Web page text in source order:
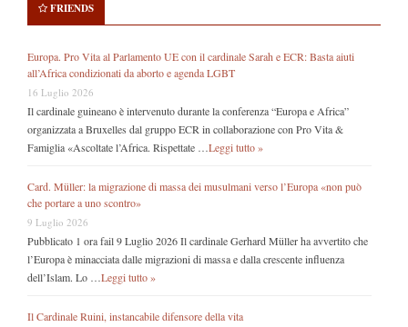
FRIENDS
Europa. Pro Vita al Parlamento UE con il cardinale Sarah e ECR: Basta aiuti
all’Africa condizionati da aborto e agenda LGBT
16 Luglio 2026
Il cardinale guineano è intervenuto durante la conferenza “Europa e Africa”
organizzata a Bruxelles dal gruppo ECR in collaborazione con Pro Vita &
Famiglia «Ascoltate l’Africa. Rispettate …Leggi tutto »
Card. Müller: la migrazione di massa dei musulmani verso l’Europa «non può
che portare a uno scontro»
9 Luglio 2026
Pubblicato 1 ora fail 9 Luglio 2026 Il cardinale Gerhard Müller ha avvertito che
l’Europa è minacciata dalle migrazioni di massa e dalla crescente influenza
dell’Islam. Lo …Leggi tutto »
Il Cardinale Ruini, instancabile difensore della vita